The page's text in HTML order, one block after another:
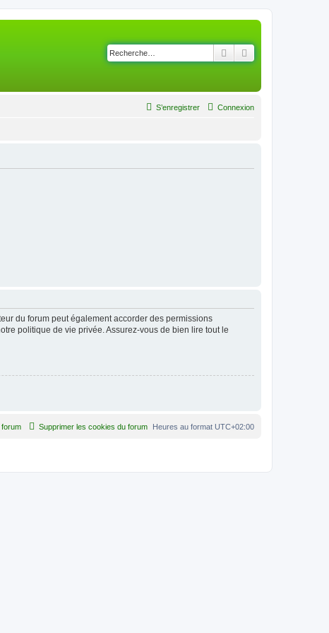
Rechercher
Connexion
S’enregistrer
du forum peut également accorder des permissions
politique de vie privée. Assurez-vous de bien lire tout le
Heures au format UTC+02:00
Supprimer les cookies du forum
forum